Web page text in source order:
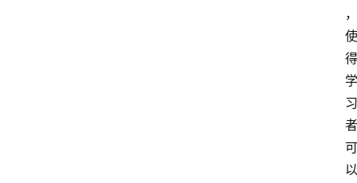
，
使
得
学
习
者
可
以